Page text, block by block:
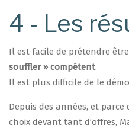
4 - Les
Il est facile de prétendre
souffler » compétent.
Il est plus difficile de le
Depuis des années, et
choix devant tant d’offres,